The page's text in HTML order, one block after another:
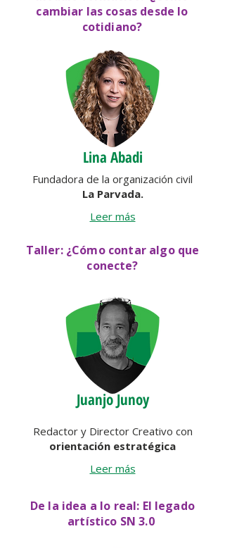
cambiar las cosas desde lo
cotidiano?
Lina Abadi
Fundadora de la organización civil
La Parvada.
Leer más
Taller: ¿Cómo contar algo que
conecte?
Juanjo Junoy
Redactor y Director Creativo con
orientación estratégica
Leer más
De la idea a lo real: El legado
artístico SN 3.0